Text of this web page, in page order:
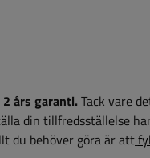
års garanti.Tack vare
din tillfredsställelse
du behöver göra är att